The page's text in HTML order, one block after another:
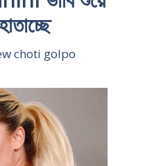
choti golpo